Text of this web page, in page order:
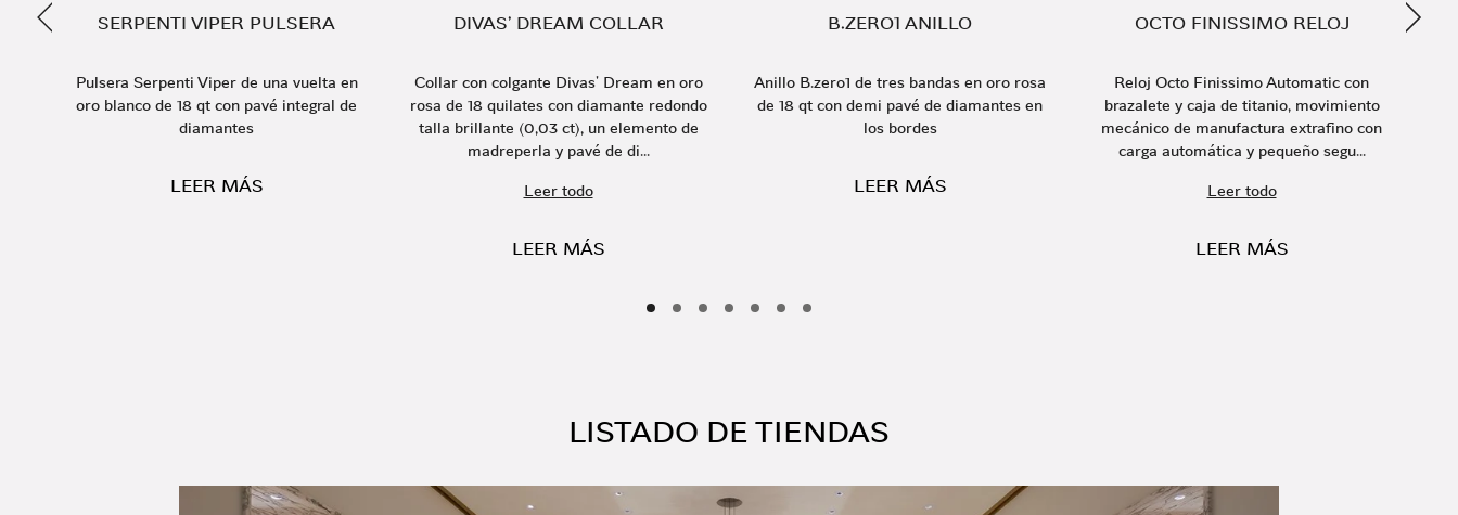
AnteriorSERPENTI VIPER PULSERA
Pulsera Serpenti Viper de una vuelta en
oro blanco de 18 qt con pavé integral de
diamantes
LEER MÁS
DIVAS’ DREAM COLLAR
Collar con colgante Divas' Dream en oro
rosa de 18 quilates con diamante redondo
talla brillante (0,03 ct), un elemento de
madreperla y pavé de di...
Leer todo
LEER MÁS
B.ZERO1 ANILLO
Anillo B.zero1 de tres bandas en oro rosa
de 18 qt con demi pavé de diamantes en
los bordes
LEER MÁS
OCTO FINISSIMO RELOJ
Reloj Octo Finissimo Automatic con
brazalete y caja de titanio, movimiento
mecánico de manufactura extrafino con
carga automática y pequeño segu...
Leer todo
LEER MÁS
LISTADO DE TIENDAS